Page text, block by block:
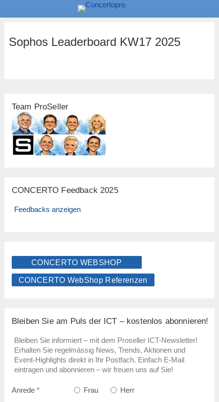
Sophos Leaderboard KW17 2025
Team ProSeller
CONCERTO Feedback 2025
Feedbacks anzeigen
CONCERTO WEBSHOP
CONCERTO WebShop Referenzen
Bleiben Sie am Puls der ICT – kostenlos abonnieren!
Bleiben Sie informiert – mit dem Proseller ICT-Newsletter!
Erhalten Sie regelmässig News, Trends, Aktionen und
Event-Highlights direkt in Ihr Postfach. Einfach E-Mail
eintragen und abonnieren – wir freuen uns auf Sie!
Anrede * Frau Herr